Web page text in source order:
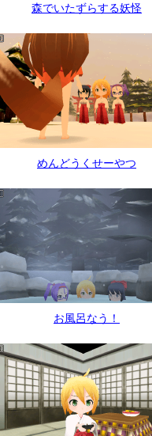
森でいたずらする妖怪
めんどうくせーやつ
お風呂なう！